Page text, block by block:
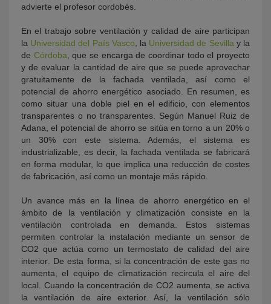
advierte el profesor cordobés.
En el trabajo sobre ventilación y calidad de aire participan
la Universidad del País Vasco , la Universidad de Sevilla y la
de Córdoba , que se encarga de coordinar todo el proyecto
y de evaluar la cantidad de aire que se puede aprovechar
gratuitamente de la fachada ventilada, así como el
potencial de ahorro energético asociado. En resumen, es
como situar una doble piel en el edificio, con elementos
transparentes o no transparentes. Según Manuel Ruiz de
Adana, el potencial de ahorro se sitúa en torno a un 20% o
un 30% con este sistema. Además, el sistema es
industrializable, es decir, la fachada ventilada se fabricará
en forma modular, lo que implica una reducción de costes
de fabricación, así como un montaje más rápido.
Un avance más en la línea de ahorro energético en el
ámbito de la ventilación y climatización consiste en la
ventilación controlada en demanda. Estos sistemas
permiten controlar la instalación mediante un sensor de
CO2 que actúa como un termostato de calidad del aire
interior. De esta forma, si la concentración de este gas no
aumenta, el equipo de climatización recircula el aire del
local. Cuando la concentración de CO2 aumenta, se activa
la ventilación de aire exterior. Así, la ventilación sólo